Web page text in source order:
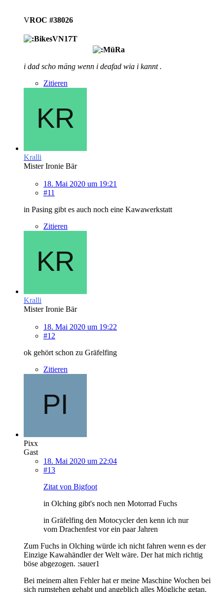
VROC #38026
i dad scho mäng wenn i deafad wia i kannt .
Zitieren
Kralli
Mister Ironie Bär
18. Mai 2020 um 19:21
#11
in Pasing gibt es auch noch eine Kawawerkstatt
Zitieren
Kralli
Mister Ironie Bär
18. Mai 2020 um 19:22
#12
ok gehört schon zu Gräfelfing
Zitieren
Pixx
Gast
18. Mai 2020 um 22:04
#13
Zitat von Bigfoot
in Olching gibt's noch nen Motorrad Fuchs
in Gräfelfing den Motocycler den kenn ich nur
vom Drachenfest vor ein paar Jahren
Zum Fuchs in Olching würde ich nicht fahren wenn es der
Einzige Kawahändler der Welt wäre. Der hat mich richtig
böse abgezogen. :sauer1
Bei meinem alten Fehler hat er meine Maschine Wochen bei
sich rumstehen gehabt und angeblich alles Mögliche getan.